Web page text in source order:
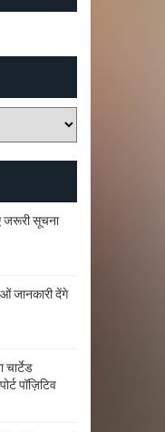
जरूरी सूचना
जानकारी देंगे
पॉज़िटिव